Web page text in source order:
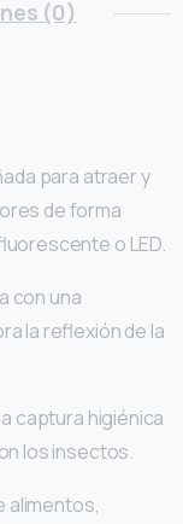
(0)
para atraer y
de forma
o LED.
con una
la reflexión de la
captura higiénica
los insectos.
alimentos,